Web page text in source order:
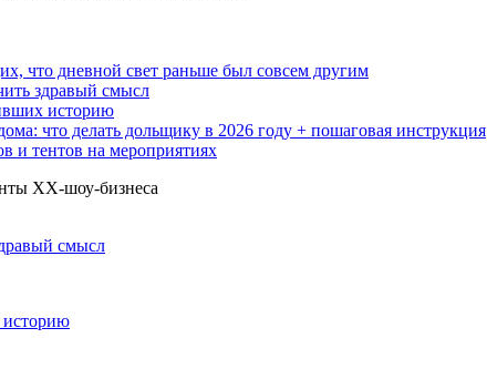
что дневной свет раньше был совсем другим
здравый смысл
историю
что делать дольщику в 2026 году + пошаговая инструкция
и тентов на мероприятиях
ХХ-шоу-бизнеса
смысл